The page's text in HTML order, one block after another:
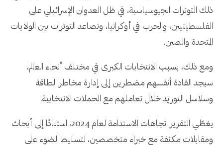
ذلك التوترات الجيوسياسية، في ظل العدوان الإسرائيلي على
الفلسطينيين، والحرب في أوكرانيا، وتصاعد التوترات بين الولايات
المتحدة والصين.
ومع ذلك، بسبب الانتخابات الكبرى في مختلف أنحاء العالم،
سيجد القادة أنفسهم مضطرين إلى إدارة مخاطر الطاقة
وسلاسل التوريد خلال تعاملهم مع الحملات الانتخابية.
يغطّي التقرير اتجاهات الاستدامة لعام 2024، استنادًا إلى أبحاث
ومقابلات مكثفة مع خبراء متخصصين، لتسليط الضوء على